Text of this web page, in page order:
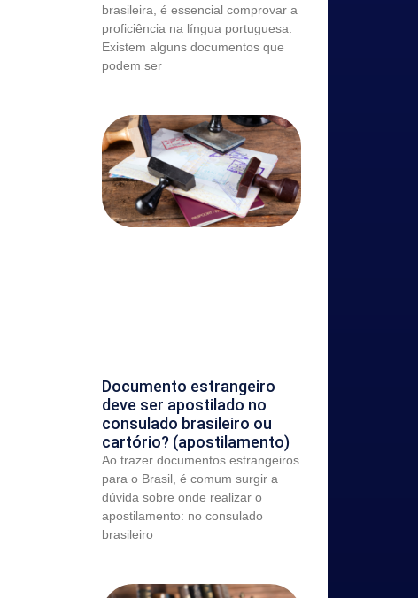
brasileira, é essencial comprovar a
proficiência na língua portuguesa.
Existem alguns documentos que
podem ser
Documento estrangeiro
deve ser apostilado no
consulado brasileiro ou
cartório? (apostilamento)
Ao trazer documentos estrangeiros
para o Brasil, é comum surgir a
dúvida sobre onde realizar o
apostilamento: no consulado
brasileiro